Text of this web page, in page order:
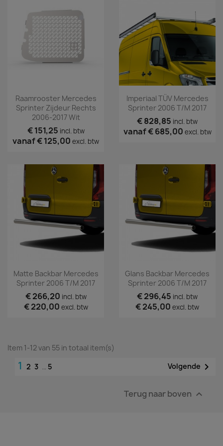
Raamrooster Mercedes
Sprinter Zijdeur Rechts
2006-2017 Wit
€ 151,25 incl. btw
vanaf€ 125,00 excl. btw
Imperiaal TÜV Mercedes
Sprinter 2006 T/m 2017
€ 828,85 incl. btw
vanaf€ 685,00 excl. btw
Matte Backbar Mercedes
Sprinter 2006 T/m 2017
€ 266,20 incl. btw
€ 220,00 excl. btw
Glans Backbar Mercedes
Sprinter 2006 T/m 2017
€ 296,45 incl. btw
€ 245,00 excl. btw
Item 1-12 van 55 in totaal item(s)
1 2 3 … 5 Volgende 
Terug naar boven 